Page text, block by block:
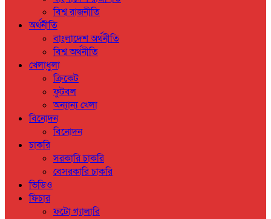
বিশ্ব রাজনীতি
অর্থনীতি
বাংলাদেশ অর্থনীতি
বিশ্ব অর্থনীতি
খেলাধুলা
ক্রিকেট
ফুটবল
অন্যান্য খেলা
বিনোদন
বিনোদন
চাকরি
সরকারি চাকরি
বেসরকারি চাকরি
ভিডিও
ফিচার
ফটো গ্যালারি